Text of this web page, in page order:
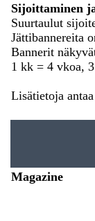
Sijoittaminen
Suurtaulut
Jättibannereita
Bannerit
1 kk = 4 vkoa,
Lisätietoja antaa
Magazine